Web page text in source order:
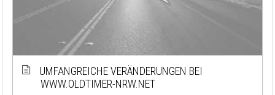
UMFANGREICHE VERÄNDERUNGEN BEI
WWW.OLDTIMER-NRW.NET